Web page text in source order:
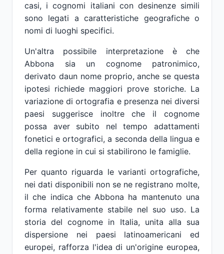
casi, i cognomi italiani con desinenze simili
sono legati a caratteristiche geografiche o
nomi di luoghi specifici.
Un'altra possibile interpretazione è che
Abbona sia un cognome patronimico,
derivato daun nome proprio, anche se questa
ipotesi richiede maggiori prove storiche. La
variazione di ortografia e presenza nei diversi
paesi suggerisce inoltre che il cognome
possa aver subito nel tempo adattamenti
fonetici e ortografici, a seconda della lingua e
della regione in cui si stabilirono le famiglie.
Per quanto riguarda le varianti ortografiche,
nei dati disponibili non se ne registrano molte,
il che indica che Abbona ha mantenuto una
forma relativamente stabile nel suo uso. La
storia del cognome in Italia, unita alla sua
dispersione nei paesi latinoamericani ed
europei, rafforza l'idea di un'origine europea,